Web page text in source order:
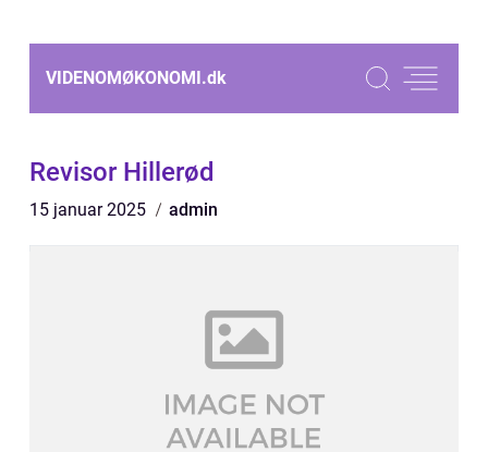
VIDENOMØKONOMI.dk
Revisor Hillerød
15 januar 2025 admin